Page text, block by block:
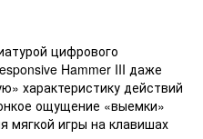
цифрового
Hammer III даже
характеристику действий
ощущение «выемки»
мягкой игры на клавишах